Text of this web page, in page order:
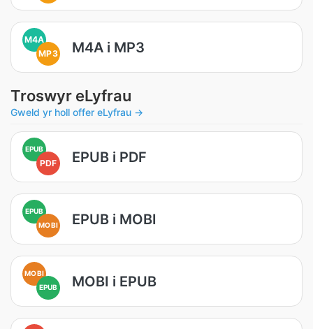
M4A
MP3
M4A i MP3
Troswyr eLyfrau
Gweld yr holl offer eLyfrau →
EPUB
PDF EPUB i PDF
EPUB
MOBI
EPUB i MOBI
MOBI
EPUB
MOBI i EPUB